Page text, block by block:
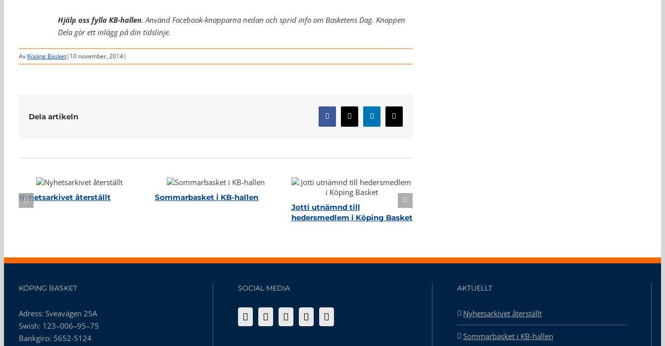
Hjälp oss fylla KB-hallen. Använd Facebook-knapparna nedan och sprid info om Basketens Dag. Knappen
Dela gör ett inlägg på din tidslinje.
Av Köping Basket| 10 november, 2014|
Dela artikeln Facebook
X LinkedIn
E-
post
Nyhetsarkivet återställt
Sommarbasket i KB-hallen
Jotti utnämnd till
hedersmedlem i Köping Basket
KÖPING BASKET
Adress: Sveavägen 25A
Swish: 123–006–95–75
Bankgiro: 5652-5124
SOCIAL MEDIA AKTUELLT
Nyhetsarkivet återställt
Sommarbasket i KB-hallen